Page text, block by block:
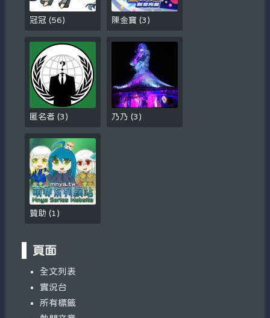
冠冠(56) 陳金寶(3 )
匿名者(3 ) 乃乃(3 )
贊助(1 )
頁面
全文列表
實況台
所有標籤